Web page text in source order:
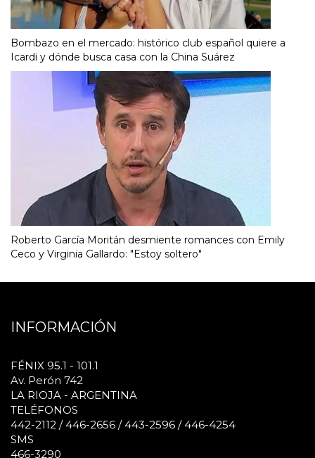
Bombazo en el mercado: histórico club español quiere a
Icardi y dónde busca casa con la China Suárez
Roberto García Moritán desmiente romances con Emily
Ceco y Virginia Gallardo: "Estoy soltero"
INFORMACIÓN
FÉNIX 95.1 - 101.1
Av. Perón 742
LA RIOJA - ARGENTINA
TELÉFONOS
442-2112 / 446-2656 / 443-2596 / 446-4254
SMS
466-3290